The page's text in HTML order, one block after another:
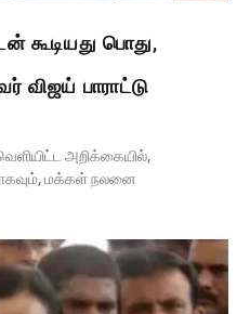
கூடியது பொது,
விஜய் பாராட்டு
அறிக்கையில்,
மக்கள் நலனை